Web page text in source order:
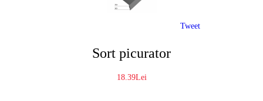
Sort picurator
18.39Lei
Tweet